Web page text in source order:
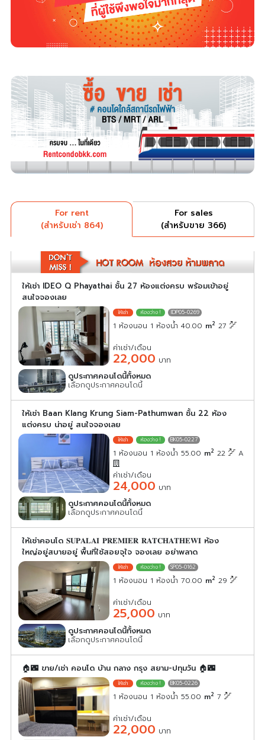
For rent
(สำหรับเช่า 864)
For sales
(สำหรับขาย 366)
ให้เช่า IDEO Q Phayathai ชั้น 27 ห้องแต่งครบ พร้อมเข้าอยู่
สนใจจองเลย
IDP05-0269
1 ห้องนอน 1 ห้องน้ำ 40.00 m2 27
ค่าเช่า/เดือน
22,000 บาท
ดูประกาศคอนโดนี้ทั้งหมด
เลือกดูประกาศคอนโดนี้
ให้เช่า Baan Klang Krung Siam-Pathumwan ชั้น 22 ห้อง
แต่งครบ น่าอยู่ สนใจจองเลย
BK05-0227
1 ห้องนอน 1 ห้องน้ำ 55.00 m2 22 A
ค่าเช่า/เดือน
24,000 บาท
ดูประกาศคอนโดนี้ทั้งหมด
เลือกดูประกาศคอนโดนี้
ให้เช่าคอนโด 𝐒𝐔𝐏𝐀𝐋𝐀𝐈 𝐏𝐑𝐄𝐌𝐈𝐄𝐑 𝐑𝐀𝐓𝐂𝐇𝐀𝐓𝐇𝐄𝐖𝐈 ห้อง
ใหญ่อยู่สบายอยู่ พื้นที่ใช้สอยจุใจ จองเลย อย่าพลาด
SP05-0162
1 ห้องนอน 1 ห้องน้ำ 70.00 m2 29
ค่าเช่า/เดือน
25,000 บาท
ดูประกาศคอนโดนี้ทั้งหมด
เลือกดูประกาศคอนโดนี้
🏠🌃 ขาย/เช่า คอนโด บ้าน กลาง กรุง สยาม-ปทุมวัน 🏠🌃
BK05-0226
1 ห้องนอน 1 ห้องน้ำ 55.00 m2 7
ค่าเช่า/เดือน
22,000 บาท